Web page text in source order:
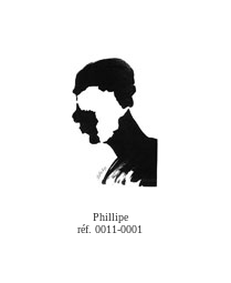
Phillipe
réf. 0011-0001